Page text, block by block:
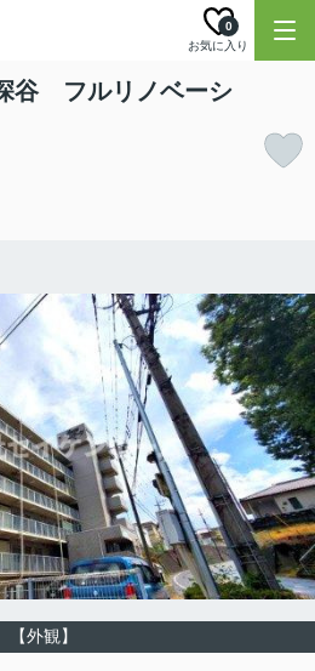
お気に入り
0
谷 フルリノベーシ
【外観】